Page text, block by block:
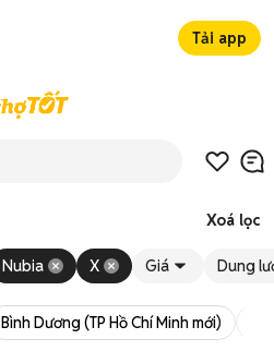
Tải app
Xoá lọc
Nubia X Giá Dung
Bình Dương (TP Hồ Chí Minh mới)